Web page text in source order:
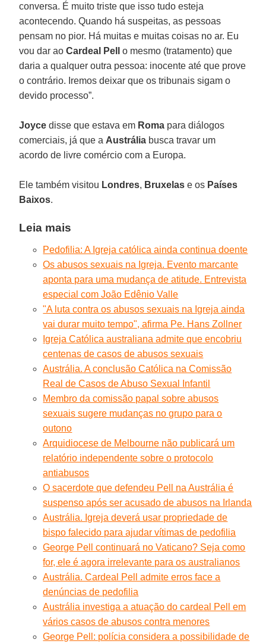
conversa. É muito triste que isso tudo esteja
acontecendo. Quando há suspeitas, as pessoas
pensam no pior. Há muitas e muitas coisas no ar. Eu
vou dar aoCardeal Pell
o mesmo (tratamento) que
daria a qualquer outra pessoa: inocente até que prove
o contrário. Iremos deixar que os tribunais sigam o
devido processo”.
Joyce disse que estava em Roma para diálogos
comerciais, já que a Austrália busca travar um
acordo de livre comércio com a Europa.
Ele também visitou Londres, Bruxelas e os Países
Baixos.
Leia mais
Pedofilia: A Igreja católica ainda continua doente
Os abusos sexuais na Igreja. Evento marcante
aponta para uma mudança de atitude. Entrevista
especial com João Edênio Valle
"A luta contra os abusos sexuais na Igreja ainda
vai durar muito tempo", afirma Pe. Hans Zollner
Igreja Católica australiana admite que encobriu
centenas de casos de abusos sexuais
Austrália. A conclusão Católica na Comissão
Real de Casos de Abuso Sexual Infantil
Membro da comissão papal sobre abusos
sexuais sugere mudanças no grupo para o
outono
Arquidiocese de Melbourne não publicará um
relatório independente sobre o protocolo
antiabusos
O sacerdote que defendeu Pell na Austrália é
suspenso após ser acusado de abusos na Irlanda
Austrália. Igreja deverá usar propriedade de
bispo falecido para ajudar vítimas de pedofilia
George Pell continuará no Vaticano? Seja como
for, ele é agora irrelevante para os australianos
Austrália. Cardeal Pell admite erros face a
denúncias de pedofilia
Austrália investiga a atuação do cardeal Pell em
vários casos de abusos contra menores
George Pell: polícia considera a possibilidade de